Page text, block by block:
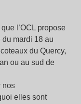
l’OCL propose
mardi 18 au
du Quercy,
ou au sud de
nos
elles sont